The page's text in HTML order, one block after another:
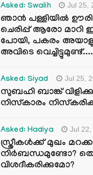
Asked: Swalih Jul 25,
ഞാൻ പള്ളിയിൽ
ചെരിപ്പ് ആരോ മാറി
പോയി, പകരം
അവിടെ വെച്ചിട്ടുമുണ്ട്....
Asked: Siyad Jul 25,
സുബഹി ബാങ്ക്
നിസ്കാരം
Asked: Hadiya Jul 22,
സ്ത്രീകൾക്ക് മുഖം
നിർബന്ധമുണ്ടോ?
വിശദീകരിക്കുമോ?